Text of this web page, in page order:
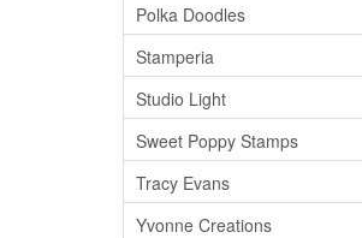
Polka Doodles
Stamperia
Studio Light
Sweet Poppy Stamps
Tracy Evans
Yvonne Creations